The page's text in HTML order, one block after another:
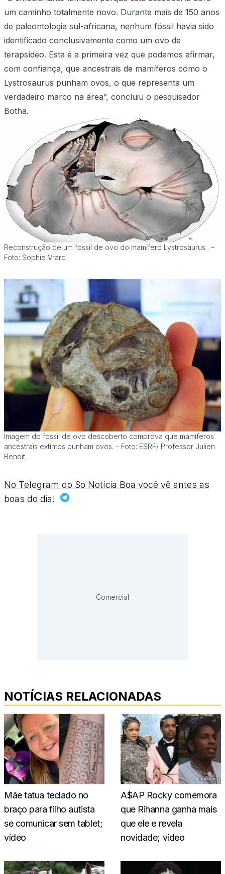
um caminho totalmente novo. Durante mais de 150 anos
de paleontologia sul-africana, nenhum fóssil havia sido
identificado conclusivamente como um ovo de
terapsídeo. Esta é a primeira vez que podemos afirmar,
com confiança, que ancestrais de mamíferos como o
Lystrosaurus punham ovos, o que representa um
verdadeiro marco na área”, concluiu o pesquisador
Botha.
Reconstrução de um fóssil de ovo do mamífero Lystrosaurus . –
Foto: Sophie Vrard
Imagem do fóssil de ovo descoberto comprova que mamíferos
ancestrais extintos punham ovos. – Foto: ESRF/ Professor Julien
Benoit.
No Telegram do Só Notícia Boa você vê antes as
boas do dia!
Comercial
NOTÍCIAS RELACIONADAS
Mãe tatua teclado no
braço para filho autista
se comunicar sem tablet;
vídeo
A$AP Rocky comemora
que Rihanna ganha mais
que ele e revela
novidade; vídeo